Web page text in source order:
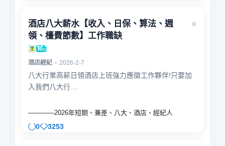
酒店八大薪水【收入、日保、算法、週
領、檯費節數】工作職缺
酒店經紀 • 2026-2-7
八大行業高薪日領酒店上班強力應徵工作夥伴!只要加
入我們八大行 ...
————2026年短期、兼差、八大、酒店、經紀人
0 3253